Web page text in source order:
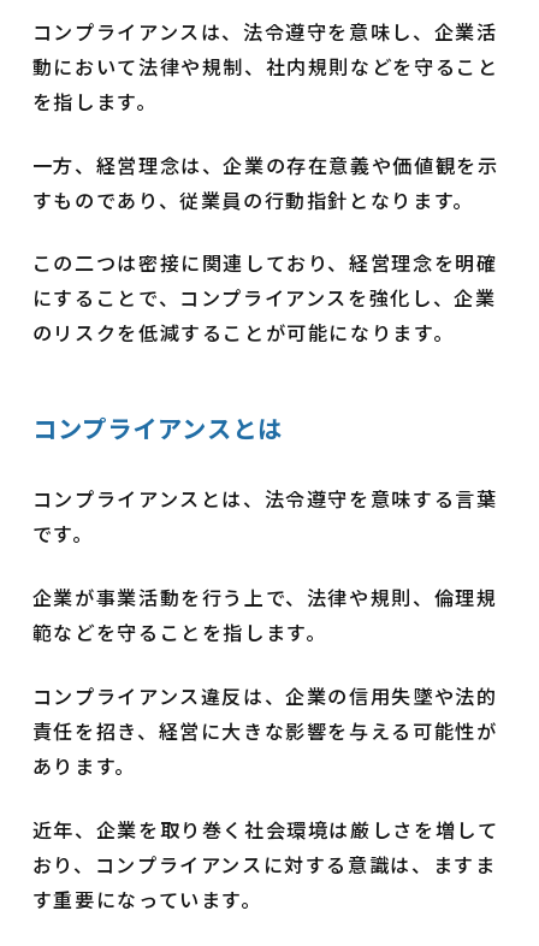
コンプライアンスは、法令遵守を意味し、企業活
動において法律や規制、社内規則などを守ること
を指します。
一方、経営理念は、企業の存在意義や価値観を示
すものであり、従業員の行動指針となります。
この二つは密接に関連しており、経営理念を明確
にすることで、コンプライアンスを強化し、企業
のリスクを低減することが可能になります。
コンプライアンスとは
コンプライアンスとは、法令遵守を意味する言葉
です。
企業が事業活動を行う上で、法律や規則、倫理規
範などを守ることを指します。
コンプライアンス違反は、企業の信用失墜や法的
責任を招き、経営に大きな影響を与える可能性が
あります。
近年、企業を取り巻く社会環境は厳しさを増して
おり、コンプライアンスに対する意識は、ますま
す重要になっています。